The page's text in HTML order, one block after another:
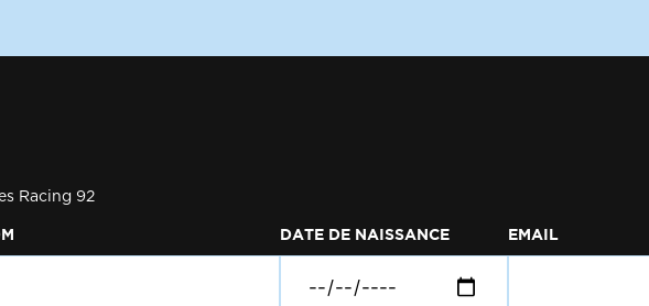
Racing 92
DATE DE NAISSANCE EMAIL